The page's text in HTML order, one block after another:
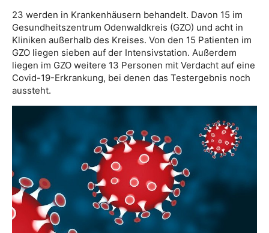
23 werden in Krankenhäusern behandelt. Davon 15 im
Gesundheitszentrum Odenwaldkreis (GZO) und acht in
Kliniken außerhalb des Kreises. Von den 15 Patienten im
GZO liegen sieben auf der Intensivstation. Außerdem
liegen im GZO weitere 13 Personen mit Verdacht auf eine
Covid-19-Erkrankung, bei denen das Testergebnis noch
aussteht.